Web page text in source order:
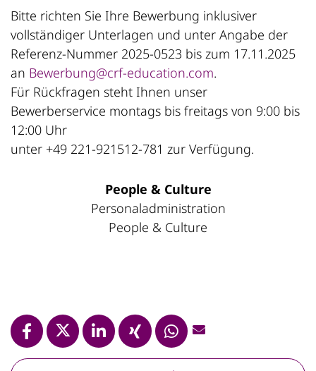
Bitte richten Sie Ihre Bewerbung inklusiver
vollständiger Unterlagen und unter Angabe der
Referenz-Nummer 2025-0523 bis zum 17.11.2025
an Bewerbung@crf-education.com.
Für Rückfragen steht Ihnen unser
Bewerberservice montags bis freitags von 9:00 bis
12:00 Uhr
unter +49 221-921512-781 zur Verfügung.
People & Culture
Personaladministration
People & Culture